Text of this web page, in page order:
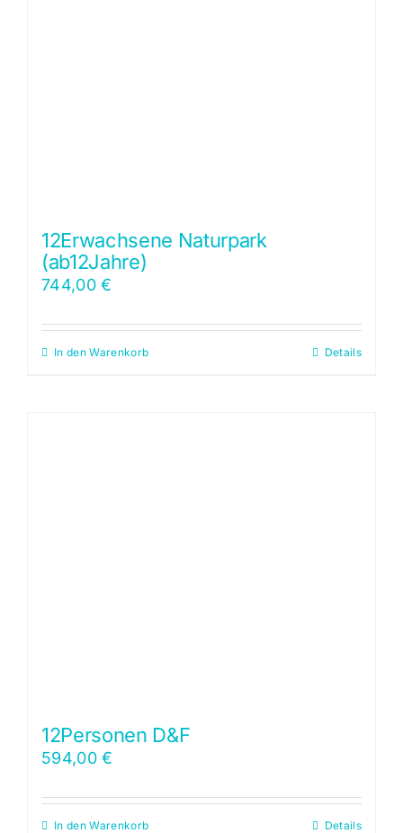
12Erwachsene Naturpark
(ab12Jahre)
744,00€
In den Warenkorb Details
12Personen D&F
594,00€
In den Warenkorb Details